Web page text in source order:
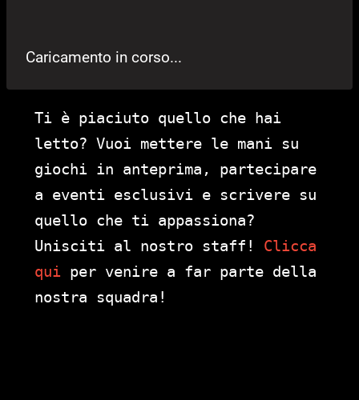
Caricamento in corso...
Ti è piaciuto quello che hai
letto? Vuoi mettere le mani su
giochi in anteprima, partecipare
a eventi esclusivi e scrivere su
quello che ti appassiona?
Unisciti al nostro staff! Clicca
qui per venire a far parte della
nostra squadra!